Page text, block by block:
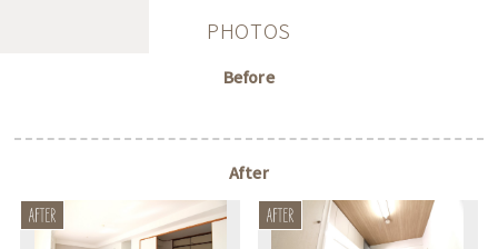
PHOTOS
Before
After